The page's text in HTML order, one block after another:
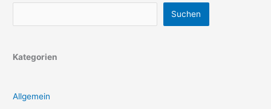
Suchen
Kategorien
Allgemein